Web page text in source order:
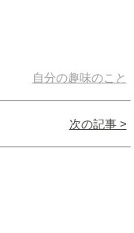
自分の趣味のこと
次の記事 >